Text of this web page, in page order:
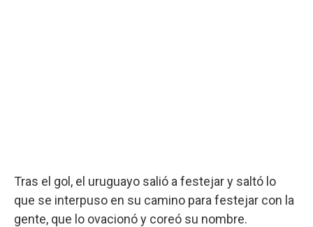
Tras el gol, el uruguayo salió a festejar y saltó lo
que se interpuso en su camino para festejar con la
gente, que lo ovacionó y coreó su nombre.